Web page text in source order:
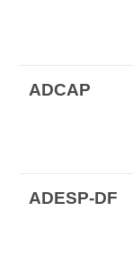
ADCAP
ADESP-DF